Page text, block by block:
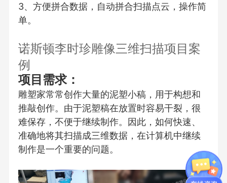
3、方便拼合数据，自动拼合扫描点云，操作简
单。
诺斯顿李时珍雕像三维扫描项目案
例
项目需求：
雕塑家常常创作大量的泥塑小稿，用于构想和
推敲创作。由于泥塑稿在放置时容易干裂，很
难保存，不便于继续制作。因此，如何快速、
准确地将其扫描成三维数据，在计算机中继续
制作是一个重要的问题。